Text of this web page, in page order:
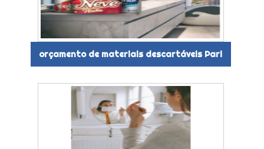
orçamento de materiais descartáveis Pari